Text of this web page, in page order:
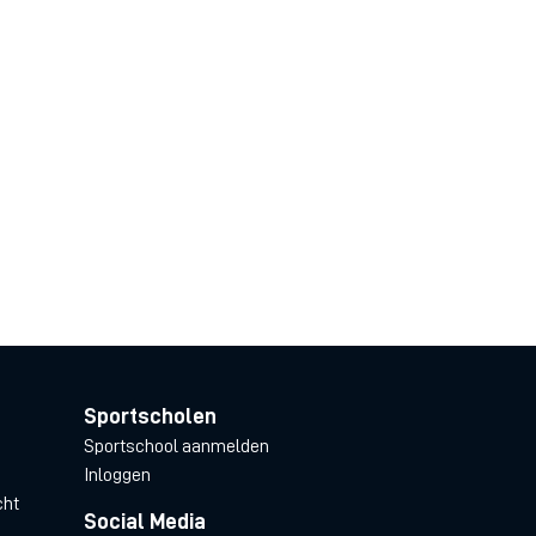
Sportscholen
Sportschool aanmelden
Inloggen
Social Media